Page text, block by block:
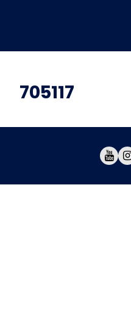
705117